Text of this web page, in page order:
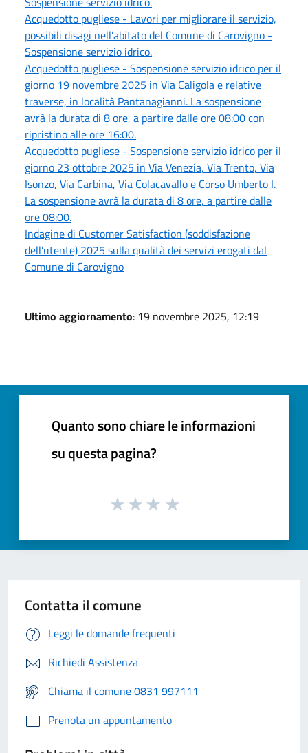
Acquedotto pugliese - Lavori per migliorare il servizio,
possibili disagi nell’abitato del Comune di Carovigno -
Sospensione servizio idrico.
Acquedotto pugliese - Sospensione servizio idrico per il
giorno 19 novembre 2025 in Via Caligola e relative
traverse, in località Pantanagianni. La sospensione
avrà la durata di 8 ore, a partire dalle ore 08:00 con
ripristino alle ore 16:00.
Acquedotto pugliese - Sospensione servizio idrico per il
giorno 23 ottobre 2025 in Via Venezia, Via Trento, Via
Isonzo, Via Carbina, Via Colacavallo e Corso Umberto I.
La sospensione avrà la durata di 8 ore, a partire dalle
ore 08:00.
Indagine di Customer Satisfaction (soddisfazione
dell’utente) 2025 sulla qualità dei servizi erogati dal
Comune di Carovigno
Ultimo aggiornamento: 19 novembre 2025, 12:19
Quanto sono chiare le informazioni
su questa pagina?
Contatta il comune
Leggi le domande frequenti
Richiedi Assistenza
Chiama il comune 0831 997111
Prenota un appuntamento